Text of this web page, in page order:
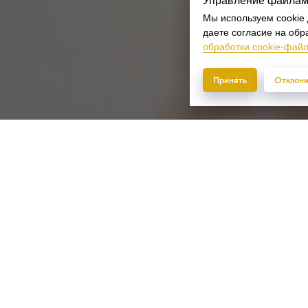
Остались вопросы?
Мы используем cookie
даете согласие на
обработки cookie-
Принять